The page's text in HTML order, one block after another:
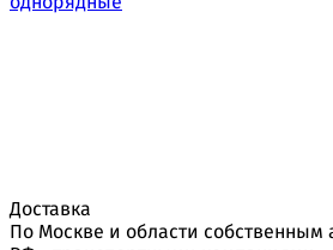
Доставка
По Москве и области собственным